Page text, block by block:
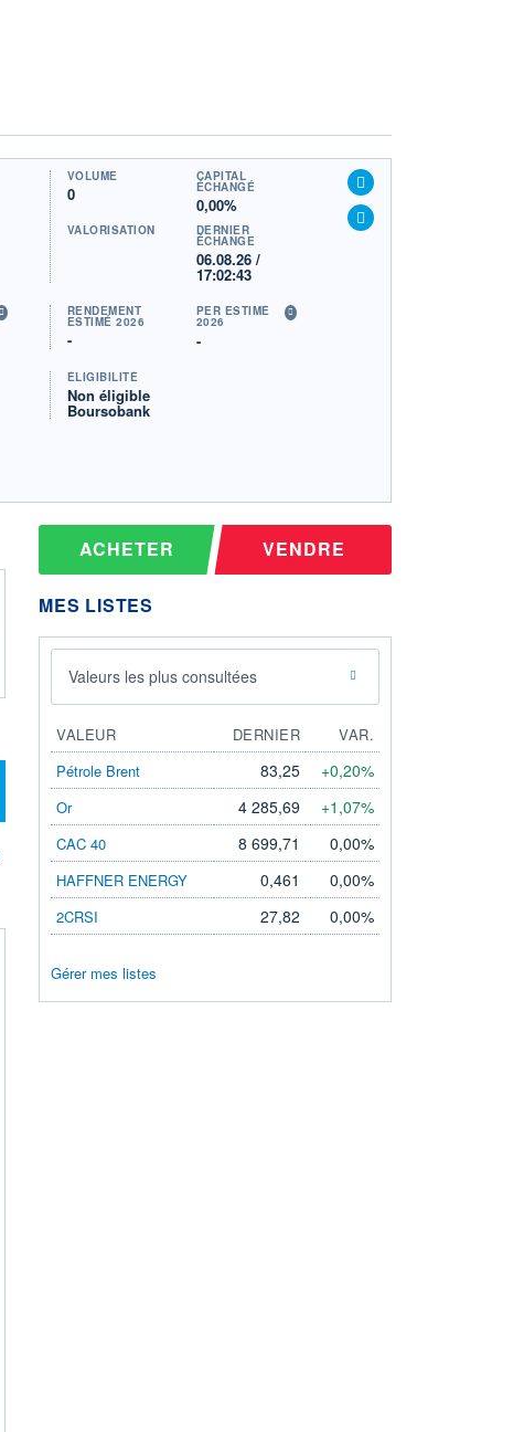
VOLUME
0
CAPITAL
ÉCHANGÉ
0,00%
VALORISATION DERNIER
ÉCHANGE
06.08.26 /
17:02:43
RENDEMENT
ESTIMÉ 2026
-
PER ESTIMÉ
2026
-
ÉLIGIBILITÉ
Non éligible
Boursobank
ACHETER VENDRE
MES LISTES
Valeurs les plus consultées
VALEUR DERNIER
VAR.
Pétrole Brent
83,25 +0,20%
Or 4 285,69 +1,07%
CAC 40 8 699,71 0,00%
HAFFNER ENERGY 0,461 0,00%
2CRSI 27,82 0,00%
Gérer mes listes